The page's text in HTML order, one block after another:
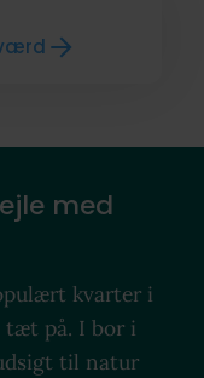
med
kvarter i
tæt på. I bor i
til natur